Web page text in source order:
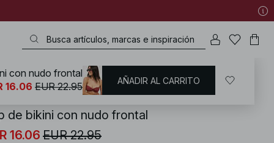
/ Bañadores / Bikinis / Partes de arriba de bikini / Sujetador Bandeau
de bikini con nudo frontal
16.06 EUR 22.95
con nudo frontal
16.06 EUR 22.95 AÑADIR AL CARRITO